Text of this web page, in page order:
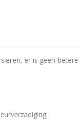
er is geen